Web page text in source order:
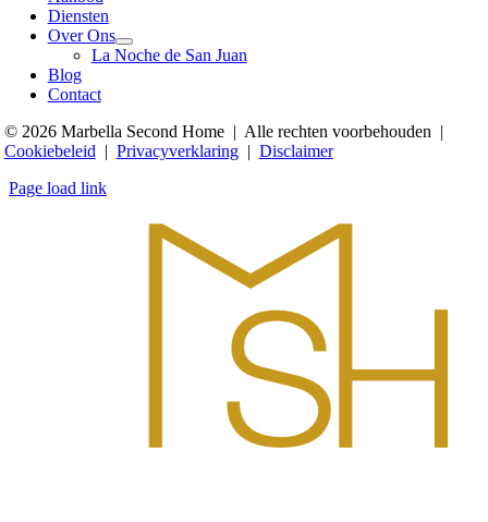
Diensten
Over Ons
La Noche de San Juan
Blog
Contact
© 2026 Marbella Second Home | Alle rechten voorbehouden |
Cookiebeleid| Privacyverklaring| Disclaimer
Page load link